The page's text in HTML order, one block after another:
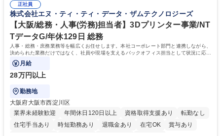
や個別面談を通してご自身のキャリアと向き合っていただき、会社として
もバックアップしていきます。 学歴・資格 学歴：大学院 大学 高専 短大
専修学校 高校 語学力： 資格：
正社員
株式会社エヌ・ティ・ティ・データ・ザムテクノロジーズ
【大阪/総務・人事(労務)担当者】3Dプリンター事業/NT
TデータG/年休129日 総務
人事・総務・庶務業務等を幅広くお任せします。本社コーポレート部門と連携しながら、
決められた業務だけではなく、社員や現場を支えるバックオフィス担当として状況に応じ
て柔軟に対応いただくことを期待します。
月給
28万円以上
勤務地
大阪府大阪市西淀川区
業界未経験歓迎
年間休日120日以上 資格取得支援あり
転勤なし
住宅手当あり
時短勤務あり 退職金あり 在宅OK
賞与あり